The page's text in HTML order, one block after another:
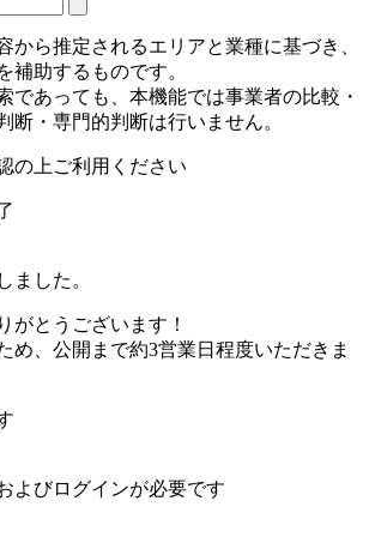
から推定されるエリアと業種に基づき、
補助するものです。
であっても、本機能では事業者の比較・
断・専門的判断は行いません。
の上ご利用ください
ました。
がとうございます！
め、公開まで約3営業日程度いただきま
よびログインが必要です